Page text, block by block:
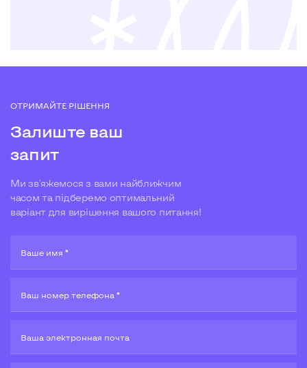
ОТРИМАЙТЕ РІШЕННЯ
Залиште ваш
запит
Ми зв'яжемося з вами найближчим
часом та підберемо оптимальний
варіант для вирішення вашого питання!
Ваше имя *
Ваш номер телефона *
Ваша электронная почта